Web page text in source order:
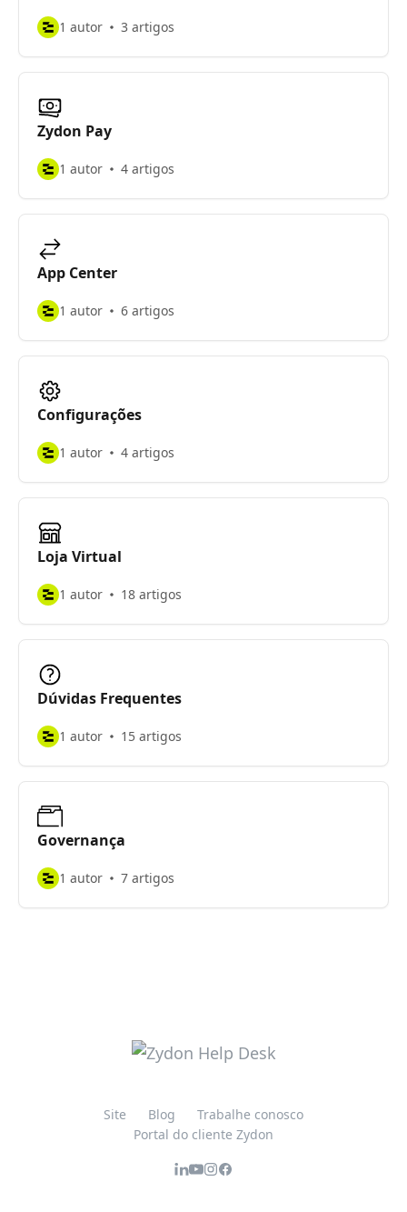
1 autor 3 artigos
Zydon Pay
1 autor 4 artigos
App Center
1 autor 6 artigos
Configurações
1 autor 4 artigos
Loja Virtual
1 autor 18 artigos
Dúvidas Frequentes
1 autor 15 artigos
Governança
1 autor 7 artigos
Site Blog
Trabalhe conosco
Portal do cliente Zydon